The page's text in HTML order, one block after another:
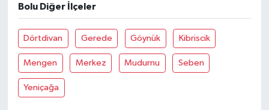
Bolu Diğer İlçeler
Dörtdivan Gerede Göynük Kibriscik
Mengen Merkez Mudurnu Seben
Yeniçağa